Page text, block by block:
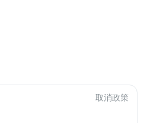
取消政策